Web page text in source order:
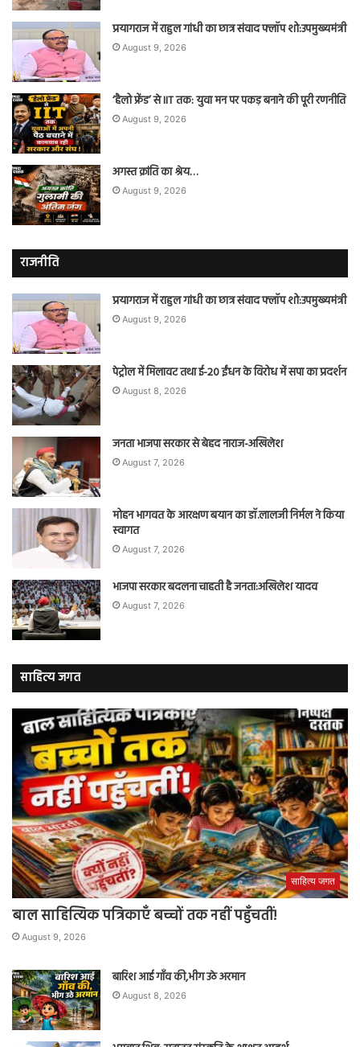
प्रयागराज में राहुल गांधी का छात्र संवाद फ्लॉप शो:उपमुख्यमंत्री
August 9, 2026
‘हैलो फ्रेंड’ से IIT तक: युवा मन पर पकड़ बनाने की पूरी रणनीति
August 9, 2026
अगस्त क्रांति का श्रेय…
August 9, 2026
राजनीति
प्रयागराज में राहुल गांधी का छात्र संवाद फ्लॉप शो:उपमुख्यमंत्री
August 9, 2026
पेट्रोल में मिलावट तथा ई-20 ईंधन के विरोध में सपा का प्रदर्शन
August 8, 2026
जनता भाजपा सरकार से बेहद नाराज-अखिलेश
August 7, 2026
मोहन भागवत के आरक्षण बयान का डॉ.लालजी निर्मल ने किया
स्वागत
August 7, 2026
भाजपा सरकार बदलना चाहती है जनता:अखिलेश यादव
August 7, 2026
साहित्य जगत
साहित्य जगत
बाल साहित्यिक पत्रिकाएँ बच्चों तक नहीं पहुँचतीं!
August 9, 2026
बारिश आई गाँव की,भीग उठे अरमान
August 8, 2026